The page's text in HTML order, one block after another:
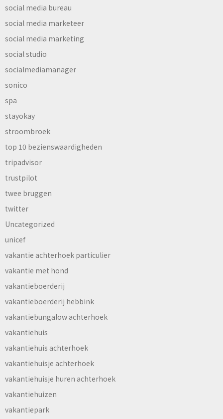
social media bureau
social media marketeer
social media marketing
social studio
socialmediamanager
sonico
spa
stayokay
stroombroek
top 10 bezienswaardigheden
tripadvisor
trustpilot
twee bruggen
twitter
Uncategorized
unicef
vakantie achterhoek particulier
vakantie met hond
vakantieboerderij
vakantieboerderij hebbink
vakantiebungalow achterhoek
vakantiehuis
vakantiehuis achterhoek
vakantiehuisje achterhoek
vakantiehuisje huren achterhoek
vakantiehuizen
vakantiepark